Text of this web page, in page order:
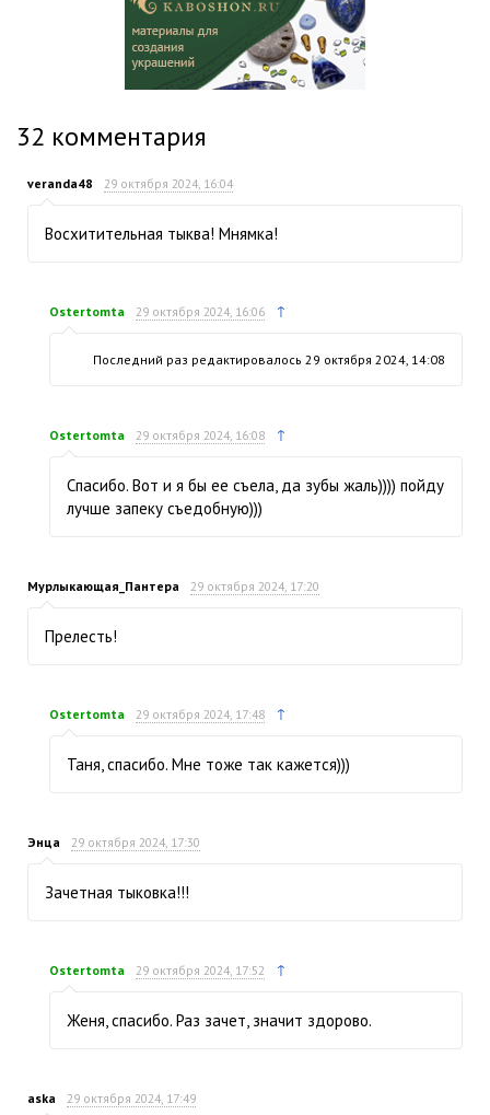
32 комментария
veranda48 29 октября 2024, 16:04
Восхитительная тыква! Мнямка!
Ostertomta 29 октября 2024, 16:06 ↑
Последний раз редактировалось 29 октября 2024, 14:08
Ostertomta 29 октября 2024, 16:08 ↑
Спасибо. Вот и я бы ее съела, да зубы жаль)))) пойду
лучше запеку съедобную)))
Мурлыкающая_Пантера 29 октября 2024, 17:20
Прелесть!
Ostertomta 29 октября 2024, 17:48 ↑
Таня, спасибо. Мне тоже так кажется)))
Энца 29 октября 2024, 17:30
Зачетная тыковка!!!
Ostertomta 29 октября 2024, 17:52 ↑
Женя, спасибо. Раз зачет, значит здорово.
aska 29 октября 2024, 17:49